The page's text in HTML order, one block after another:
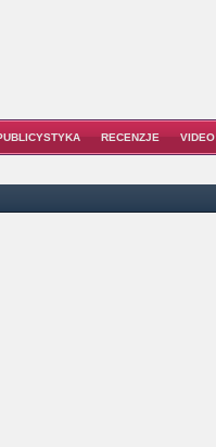
RECENZJE VIDEO